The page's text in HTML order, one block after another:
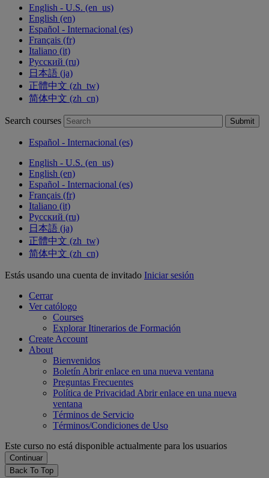
English - U.S. ‎(en_us)‎
English ‎(en)‎
Español - Internacional ‎(es)‎
Français ‎(fr)‎
Italiano ‎(it)‎
Русский ‎(ru)‎
日本語 ‎(ja)‎
正體中文 ‎(zh_tw)‎
简体中文 ‎(zh_cn)‎
Search courses Submit
Español - Internacional ‎(es)‎
English - U.S. ‎(en_us)‎
English ‎(en)‎
Español - Internacional ‎(es)‎
Français ‎(fr)‎
Italiano ‎(it)‎
Русский ‎(ru)‎
日本語 ‎(ja)‎
正體中文 ‎(zh_tw)‎
简体中文 ‎(zh_cn)‎
Estás usando una cuenta de invitado Iniciar sesión
Cerrar
Ver católogo
Courses
Explorar Itinerarios de Formación
Create Account
About
Bienvenidos
Boletín Abrir enlace en una nueva ventana
Preguntas Frecuentes
Política de Privacidad Abrir enlace en una nueva
ventana
Términos de Servicio
Términos/Condiciones de Uso
Este curso no está disponible actualmente para los usuarios
Back To Top